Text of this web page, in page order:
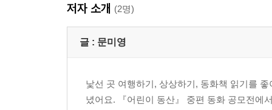
토론왕 되기
뭉치 토론 만화 - 저출산 고령화 문제, 어떻게 해결
저자 소개 (2명)
글 : 문미영
낯선 곳 여행하기, 상상하기, 동화책 읽기를
녔어요. 『어린이 동산』 중편 동화 공모전에